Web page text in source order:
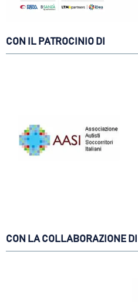
CON IL PATROCINIO DI
CON LA COLLABORAZIONE DI